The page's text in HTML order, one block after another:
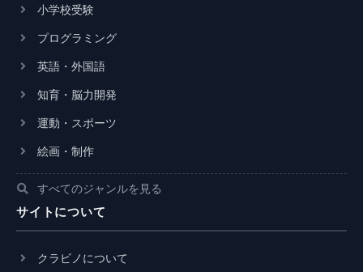
小学校受験
プログラミング
英語・外国語
知育・脳力開発
運動・スポーツ
絵画・制作
すべてのジャンルを見る
サイトについて
クラビノについて